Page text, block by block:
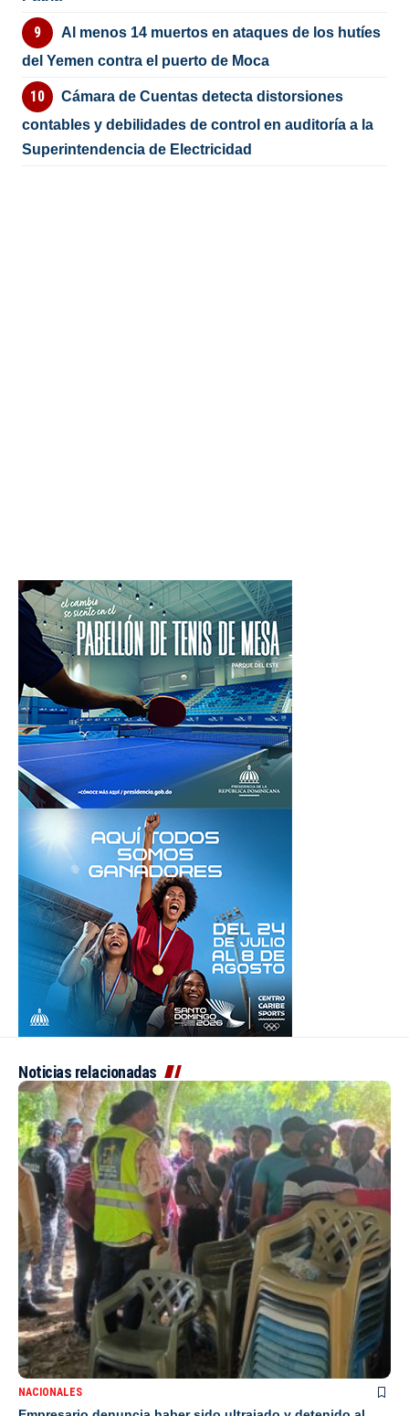
Al menos 14 muertos en ataques de los hutíes
del Yemen contra el puerto de Moca
Cámara de Cuentas detecta distorsiones
contables y debilidades de control en auditoría a la
Superintendencia de Electricidad
Noticias relacionadas
NACIONALES